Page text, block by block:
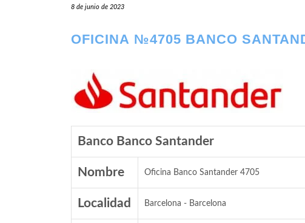
8 de junio de 2023
OFICINA №4705 BANCO
Banco Banco Santander
Nombre Oficina Banco Santander 4705
Localidad Barcelona - Barcelona